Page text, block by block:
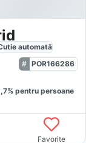
automată
POR166286
% pentru persoane
Favorite